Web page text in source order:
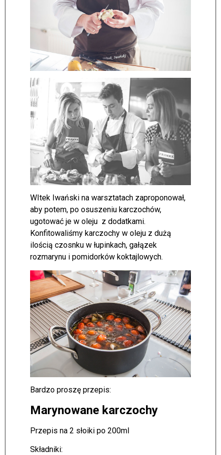
WItek Iwański na warsztatach zaproponował,
aby potem, po osuszeniu karczochów,
ugotować je w oleju z dodatkami.
Konfitowaliśmy karczochy w oleju z dużą
ilością czosnku w łupinkach, gałązek
rozmarynu i pomidorków koktajlowych.
Bardzo proszę przepis:
Marynowane karczochy
Przepis na 2 słoiki po 200ml
Składniki: